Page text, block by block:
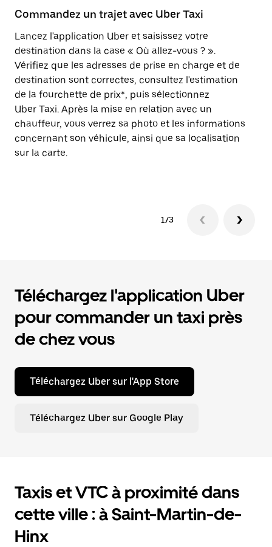
calendrier.
Commandez un trajet avec Uber Taxi
Lancez l'application Uber et saisissez votre
destination dans la case « Où allez-vous ? ».
Vérifiez que les adresses de prise en charge et de
destination sont correctes, consultez l'estimation
de la fourchette de prix*, puis sélectionnez
Uber Taxi. Après la mise en relation avec un
chauffeur, vous verrez sa photo et les informations
concernant son véhicule, ainsi que sa localisation
sur la carte.
1/3
Téléchargez l'application Uber
pour commander un taxi près
de chez vous
Téléchargez Uber sur l'App Store
Téléchargez Uber sur Google Play
Taxis et VTC à proximité dans
cette ville : à Saint-Martin-de-
Hinx